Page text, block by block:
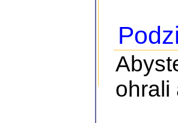
ohrali